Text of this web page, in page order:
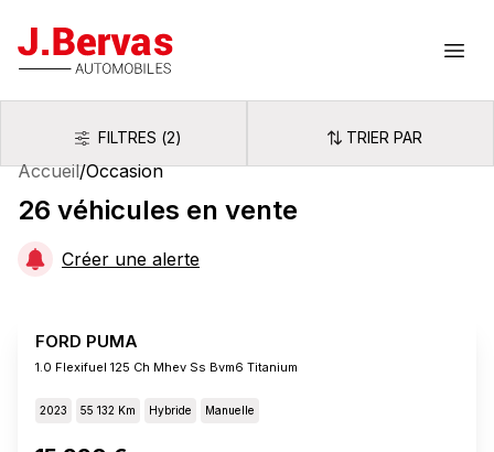
J.Bervas
FiltresFILTRES (2) Trier par
TRIER PAR
Accueil/Occasion
26 véhicules en vente
Créer une alerte
FORD PUMA
1.0 Flexifuel 125 Ch Mhev Ss Bvm6 Titanium
2023 55 132 Km Hybride Manuelle